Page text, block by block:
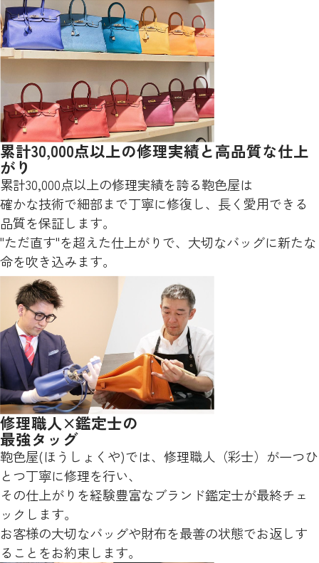
累計30,000点以上の修理実績と高品質な仕上
がり
累計30,000点以上の修理実績を誇る鞄色屋は
確かな技術で細部まで丁寧に修復し、長く愛用できる
品質を保証します。
"ただ直す"を超えた仕上がりで、大切なバッグに新たな
命を吹き込みます。
修理職人×鑑定士の
最強タッグ
鞄色屋(ほうしょくや)では、修理職人（彩士）が一つひ
とつ丁寧に修理を行い、
その仕上がりを経験豊富なブランド鑑定士が最終チェ
ックします。
お客様の大切なバッグや財布を最善の状態でお返しす
ることをお約束します。